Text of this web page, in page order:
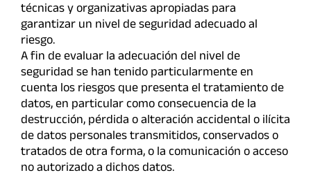
técnicas y organizativas apropiadas para
garantizar un nivel de seguridad adecuado al
riesgo.
A fin de evaluar la adecuación del nivel de
seguridad se han tenido particularmente en
cuenta los riesgos que presenta el tratamiento de
datos, en particular como consecuencia de la
destrucción, pérdida o alteración accidental o ilícita
de datos personales transmitidos, conservados o
tratados de otra forma, o la comunicación o acceso
no autorizado a dichos datos.